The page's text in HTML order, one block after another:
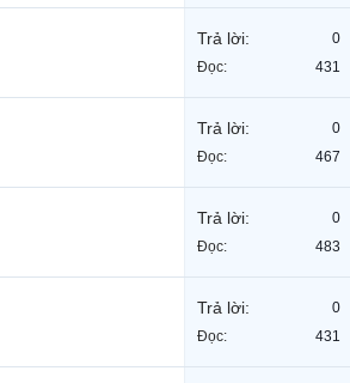
Trả lời:
0
Đọc:
431
Trả lời:
0
Đọc:
467
Trả lời:
0
Đọc:
483
Trả lời:
0
Đọc:
431